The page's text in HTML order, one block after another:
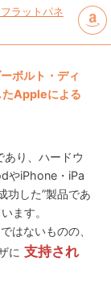
ラットパネ
ボルト・ディ
たAppleによる
り、ハードウ
やiPhone・iPa
功した”製品であ
ます。
はないものの、
に 支持され